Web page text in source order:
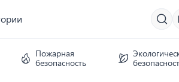
Пожарная
безопасность